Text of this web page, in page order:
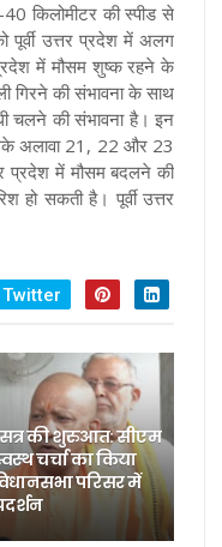
किलोमीटर की स्पीड से
उत्तर प्रदेश में अलग
में मौसम शुष्क रहने के
गिरने की संभावना के साथ
चलने की संभावना है। इन
अलावा 21, 22 और 23
प्रदेश में मौसम बदलने की
हो सकती है। पूर्वी उत्तर
Twitter
की शुरुआत: सीएम
चर्चा का किया
परिसर में